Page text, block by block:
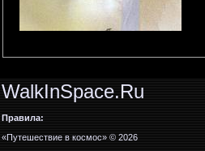
WalkInSpace.Ru
Правила:
«Путешествие в космос» © 2026